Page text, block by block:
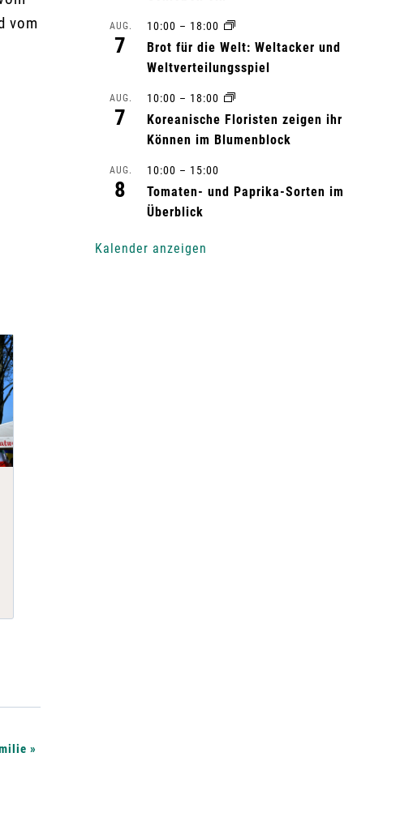
vom
»
AUG.
7
10:00 – 18:00
Brot für die Welt: Weltacker und
Weltverteilungsspiel
AUG.
7
10:00 – 18:00
Koreanische Floristen zeigen ihr
Können im Blumenblock
AUG.
8
10:00 – 15:00
Tomaten- und Paprika-Sorten im
Überblick
Kalender anzeigen